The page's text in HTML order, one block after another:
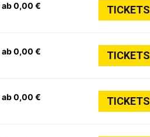
ab 0,00 € TICKETS
ab 0,00 € TICKETS
ab 0,00 € TICKETS